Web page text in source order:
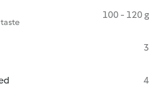
taste
100 - 120 g
3
4